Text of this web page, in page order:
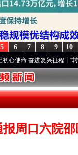
10
9
8
7
6
5
进复兴征程丨“转折之城”激
报周口六院